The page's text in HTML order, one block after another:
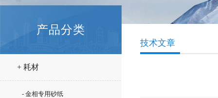
产品分类
+ 耗材
- 金相专用砂纸
技术文章